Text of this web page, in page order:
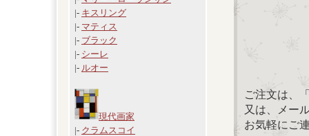
|- キスリング
|- マティス
|- ブラック
|- シーレ
|- ルオー
現代画家
|- クラムスコイ
ご注文は、
又は、メー
お気軽にご